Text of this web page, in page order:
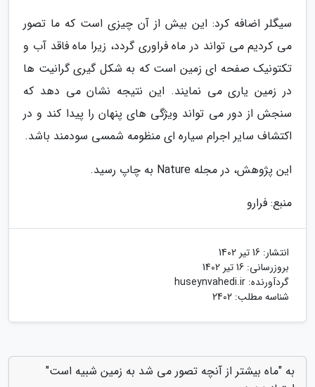
سیگلر اضافه کرد: این بیش از آن چیزی است که ما تصور
می کردیم می تواند در ماه فراوری گردد، زیرا ماه فاقد آب و
تکتونیک صفحه ای زمین است که به شکل گیری گرانیت ها
در زمین یاری می نمایند. این نتیجه نشان می دهد که
سنجش از دور می تواند ویژگی های پنهان را پیدا کند و در
اکتشاف سایر اجرام سیاره ای منظومه شمسی سودمند باشد.
این پژوهش، در مجله Nature به چاپ رسید.
منبع: فرارو
انتشار: 16 تیر 1402
بروزرسانی: 16 تیر 1402
گردآورنده: huseynvahedi.ir
شناسه مطلب: 2402
به "ماه بیشتر از آنچه تصور می شد به زمین شبیه است"